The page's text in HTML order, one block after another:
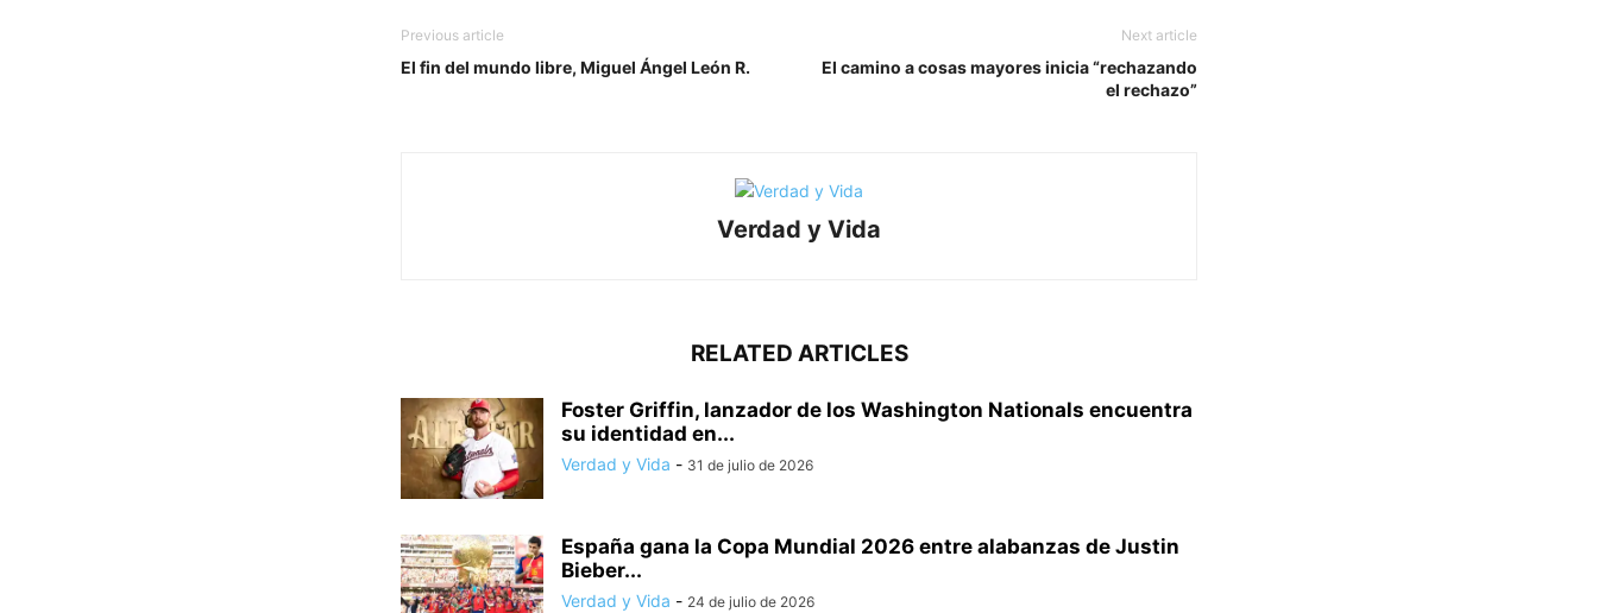
Previous article
El fin del mundo libre, Miguel Ángel León R.
Next article
El camino a cosas mayores inicia “rechazando
el rechazo”
Verdad y Vida
RELATED ARTICLES
Foster Griffin, lanzador de los Washington Nationals encuentra
su identidad en...
Verdad y Vida - 31 de julio de 2026
España gana la Copa Mundial 2026 entre alabanzas de Justin
Bieber...
Verdad y Vida - 24 de julio de 2026